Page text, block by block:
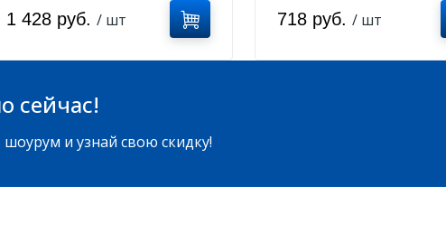
1 428 руб. / шт 718 руб. / шт
сейчас!
и узнай свою скидку!